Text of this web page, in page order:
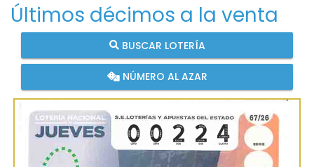
Últimos décimos a la venta
BUSCAR LOTERÍA
NÚMERO AL AZAR